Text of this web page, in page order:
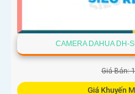
CAMERA DAHUA DH-
Giá Bán:
Giá Khuyến